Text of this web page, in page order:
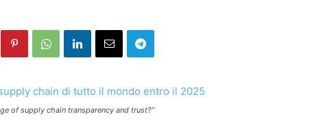
of supply chain transparency and trust?”